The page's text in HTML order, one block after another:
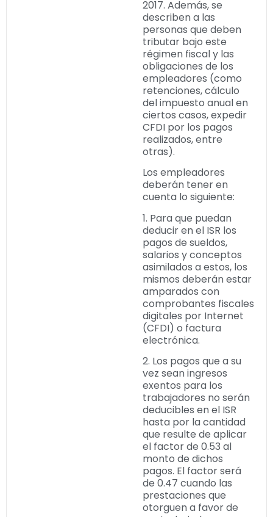
2017. Además, se
describen a las
personas que deben
tributar bajo este
régimen fiscal y las
obligaciones de los
empleadores (como
retenciones, cálculo
del impuesto anual en
ciertos casos, expedir
CFDI por los pagos
realizados, entre
otras).
Los empleadores
deberán tener en
cuenta lo siguiente:
1. Para que puedan
deducir en el ISR los
pagos de sueldos,
salarios y conceptos
asimilados a estos, los
mismos deberán estar
amparados con
comprobantes fiscales
digitales por Internet
(CFDI) o factura
electrónica.
2. Los pagos que a su
vez sean ingresos
exentos para los
trabajadores no serán
deducibles en el ISR
hasta por la cantidad
que resulte de aplicar
el factor de 0.53 al
monto de dichos
pagos. El factor será
de 0.47 cuando las
prestaciones que
otorguen a favor de